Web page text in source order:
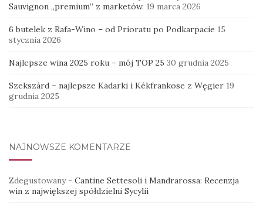
Sauvignon „premium” z marketów. 19 marca 2026
6 butelek z Rafa-Wino – od Prioratu po Podkarpacie 15
stycznia 2026
Najlepsze wina 2025 roku – mój TOP 25 30 grudnia 2025
Szekszárd – najlepsze Kadarki i Kékfrankose z Węgier 19
grudnia 2025
NAJNOWSZE KOMENTARZE
Zdegustowany- Cantine Settesoli i Mandrarossa: Recenzja
win z największej spółdzielni Sycylii